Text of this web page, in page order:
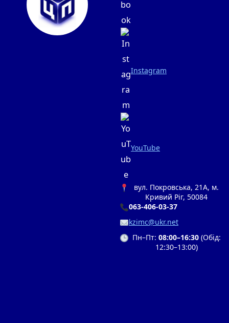
Instagram
YouTube
вул. Покровська, 21А, м.
Кривий Ріг, 50084
063-406-03-37
kzimc@ukr.net
Пн–Пт: 08:00–16:30(Обід:
12:30–13:00)